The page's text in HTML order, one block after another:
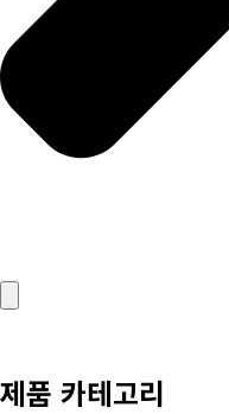
제품 카테고리